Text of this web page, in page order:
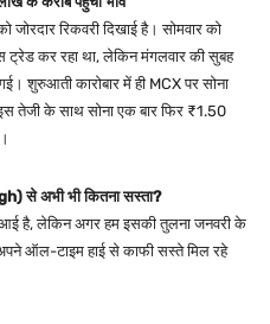
जोरदार रिकवरी दिखाई है। सोमवार को
कर रहा था, लेकिन मंगलवार की सुबह
शुरुआती कारोबार में ही MCX पर सोना
तेजी के साथ सोना एक बार फिर ₹1.50
से अभी भी कितना सस्ता?
है, लेकिन अगर हम इसकी तुलना जनवरी के
ऑल-टाइम हाई से काफी सस्ते मिल रहे